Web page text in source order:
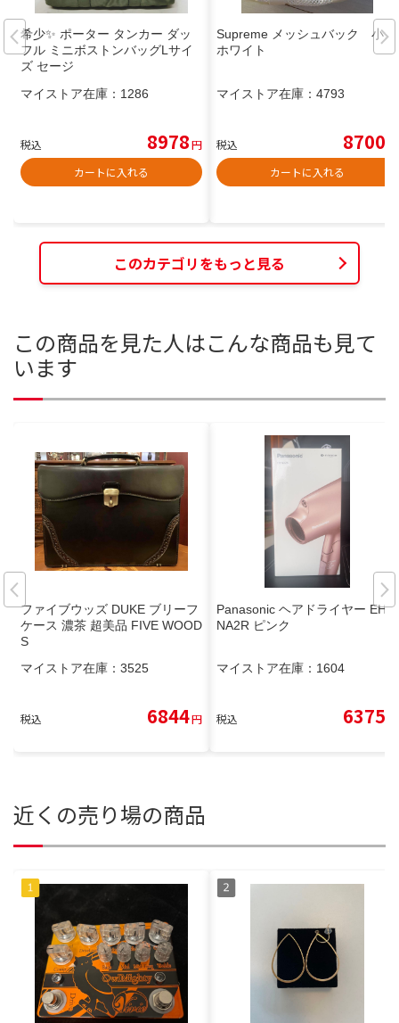
希少✨ ポーター タンカー ダッ
フル ミニボストンバッグLサイ
ズ セージ
マイストア在庫： 1286
税込 8978円
カートに入れる
Supreme メッシュバック 小
ホワイト
マイストア在庫： 4793
税込 8700
カートに入れる
このカテゴリをもっと見る
この商品を見た人はこんな商品も見て
います
ファイブウッズ DUKE ブリーフ
ケース 濃茶 超美品 FIVE WOOD
S
マイストア在庫： 3525
税込 6844円
Panasonic ヘアドライヤー EH-
NA2R ピンク
マイストア在庫： 1604
税込 6375
近くの売り場の商品